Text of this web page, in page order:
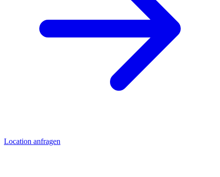
Location anfragen